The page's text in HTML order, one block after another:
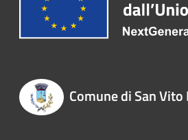
Comune di San Vito